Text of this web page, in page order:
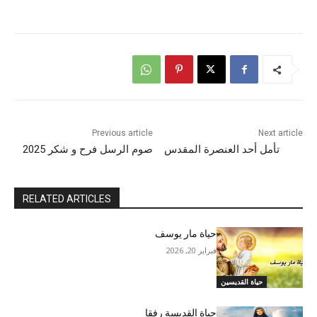
Previous article
صوم الرسل فرح و شكر 2025
Next article
تأمل أحد العنصرة المقدس
RELATED ARTICLES
حياة القديسين
حياة مار يوسف
فبراير 20, 2026
حياة القديسة رفقا